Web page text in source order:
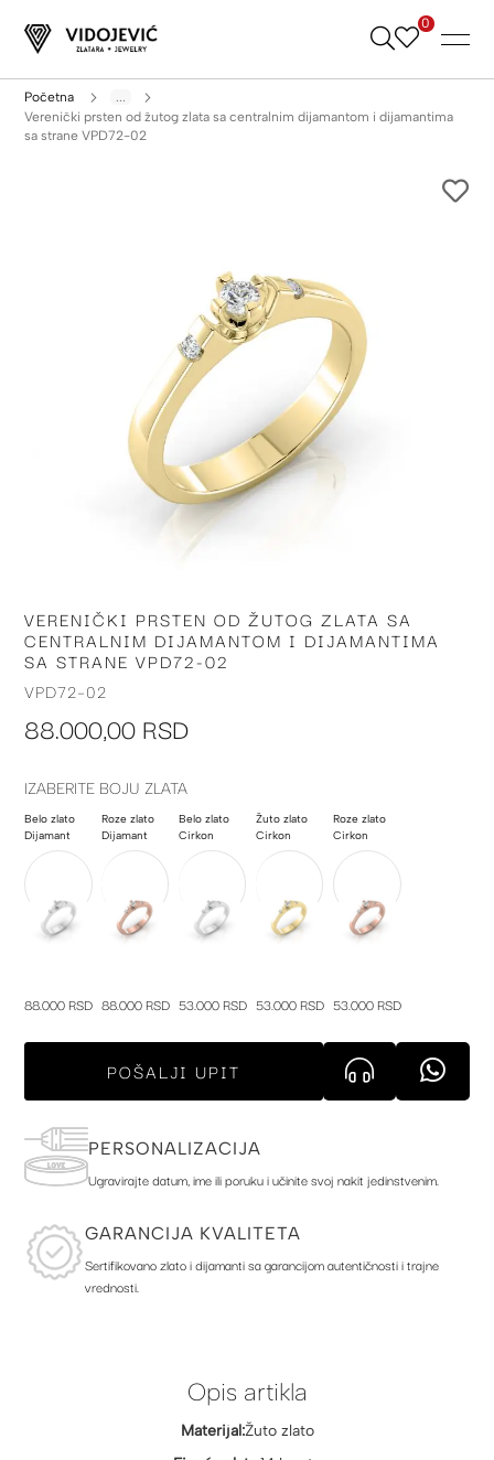
Skip
0
Početna
...
Verenički prsten od žutog zlata sa centralnim dijamantom i dijamantima
sa strane VPD72-02
Skip
to
the
beginning
the
VERENIČKI PRSTEN OD ŽUTOG ZLATA SA
CENTRALNIM DIJAMANTOM I DIJAMANTIMA
SA STRANE VPD72-02
VPD72-02
88.000,00 RSD
IZABERITE BOJU ZLATA
Belo zlato
Dijamant
88.000 RSD
Roze zlato
Dijamant
88.000 RSD
Belo zlato
Cirkon
53.000 RSD
Žuto zlato
Cirkon
53.000 RSD
Roze zlato
Cirkon
53.000 RSD
POŠALJI UPIT
PERSONALIZACIJA
Ugravirajte datum, ime ili poruku i učinite svoj nakit jedinstvenim.
GARANCIJA KVALITETA
Sertifikovano zlato i dijamanti sa garancijom autentičnosti i trajne
vrednosti.
Opis artikla
Materijal:Žuto zlato